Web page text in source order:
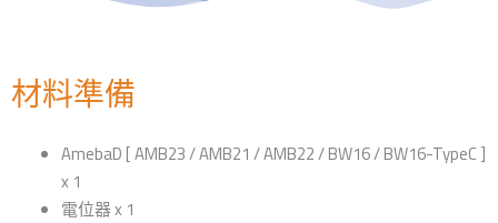
材料準備
AmebaD [ AMB23 / AMB21 / AMB22 / BW16 / BW16-TypeC ]
x 1
電位器 x 1